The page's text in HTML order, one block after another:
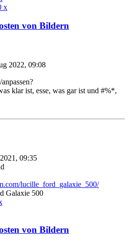
x
von Bildern
2022, 09:08
klar ist, esse, was gar ist und #%*,
09:35
lucille_ford_galaxie_500/
Galaxie 500
von Bildern